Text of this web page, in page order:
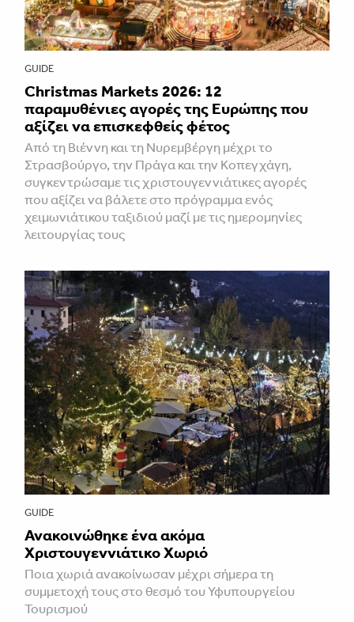
GUIDE
Christmas Markets 2026: 12
παραμυθένιες αγορές της Ευρώπης που
αξίζει να επισκεφθείς φέτος
Από τη Βιέννη και τη Νυρεμβέργη μέχρι το
Στρασβούργο, την Πράγα και την Κοπεγχάγη,
συγκεντρώσαμε τις χριστουγεννιάτικες αγορές
που αξίζει να βάλετε στο πρόγραμμα ενός
χειμωνιάτικου ταξιδιού μαζί με τις ημερομηνίες
λειτουργίας τους
GUIDE
Ανακοινώθηκε ένα ακόμα
Χριστουγεννιάτικο Χωριό
Ποια χωριά ανακοίνωσαν μέχρι σήμερα τη
συμμετοχή τους στο θεσμό του Υφυπουργείου
Τουρισμού